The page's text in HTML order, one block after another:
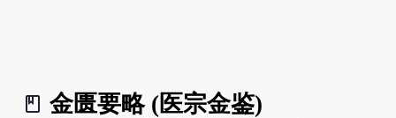
book_2
金匮要略 (医宗金鉴)